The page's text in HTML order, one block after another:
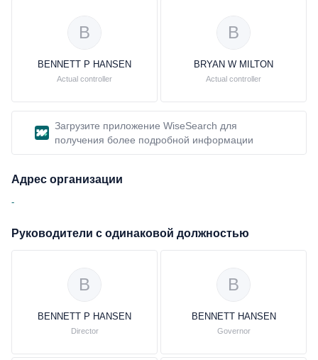
B
BENNETT P HANSEN
Actual controller
B
BRYAN W MILTON
Actual controller
Загрузите приложение WiseSearch для
получения более подробной информации
Адрес организации
-
Руководители с одинаковой должностью
B
BENNETT P HANSEN
Director
B
BENNETT HANSEN
Governor